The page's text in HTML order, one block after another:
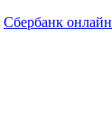
Сбербанк онлайн